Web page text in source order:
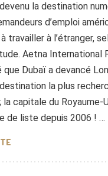
la destination
d’emploi
travailler à l’étranger,
Aetna International
Dubaï a devancé
la plus
capitale du Royaume-
de liste depuis 2006 ! …
DUBAÏ, POUR LES